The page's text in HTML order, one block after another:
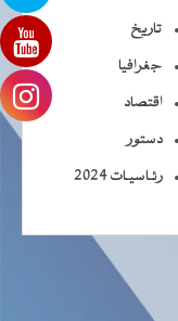
تاريخ
جغرافيا
اقتصاد
دستور
رئـاسيـات 2024